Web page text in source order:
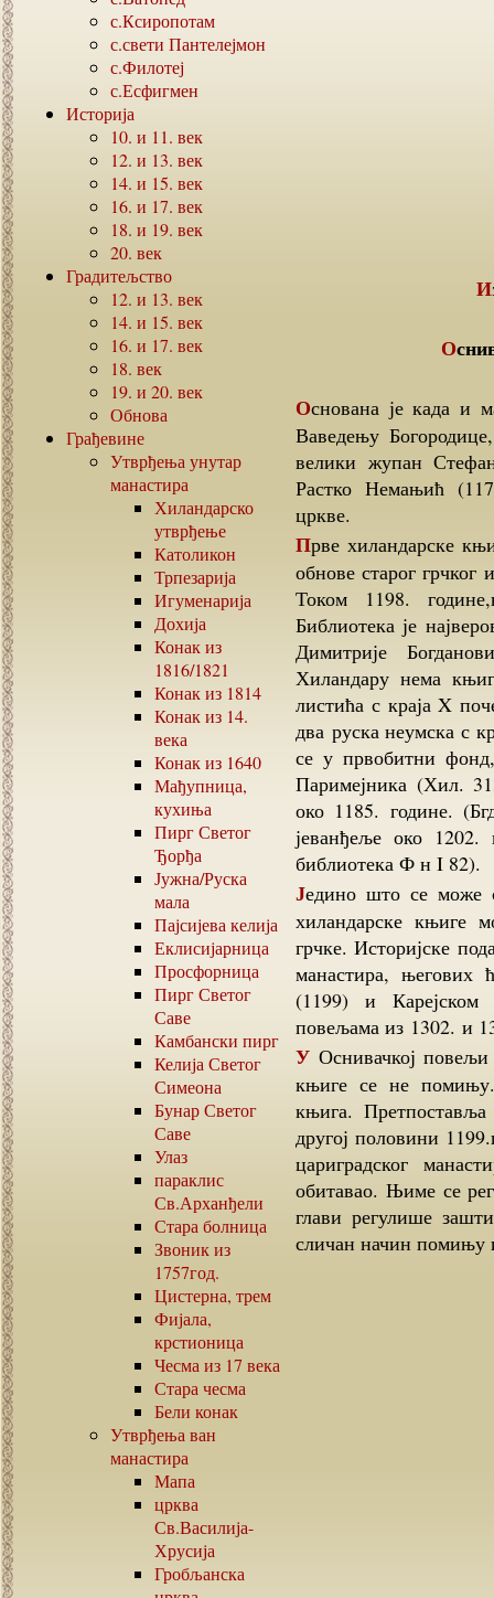
с.Ксиропотам
с.свети Пантелејмон
с.Филотеј
с.Есфигмен
Историја
10. и 11. век
12. и 13. век
14. и 15. век
16. и 17. век
18. и 19. век
20. век
Градитељство
12. и 13. век
14. и 15. век
16. и 17. век
18. век
19. и 20. век
Обнова
Грађевине
Утврђења унутар
манастира
Хиландарско
утврђење
Католикон
Трпезарија
Игуменарија
Дохија
Конак из
1816/1821
Конак из 1814
Конак из 14.
века
Конак из 1640
Мађупница,
кухиња
Пирг Светог
Ђорђа
Јужна/Руска
мала
Пајсијева келија
Еклисијарница
Просфорница
Пирг Светог
Саве
Камбански пирг
Келија Светог
Симеона
Бунар Светог
Саве
Улаз
параклис
Св.Арханђели
Стара болница
Звоник из
1757год.
Цистерна, трем
Фијала,
крстионица
Чесма из 17 века
Стара чесма
Бели конак
Утврђења ван
манастира
Мапа
црква
Св.Василија-
Хрусија
Гробљанска
Основана је када и манастир око 1198.године. Манастир, посвећен
Ваведењу
велики жупан
Растко Немањић
цркве.
Прве хиландарске књиге набављене су из литургијских потреба, пре
обнове старог
Током 1198.
Библиотека је
Димитрије
Хиландару нема
листића с краја X
два руска неумска с
се у првобитни
Паримејника (Хил.
око 1185. године.
јеванђеље око 1202.
библиотека Ф н I 82).
Једино што се може сигурно претпоставити јесте да су првобитне
хиландарске књиге
грчке. Историјске
манастира, његових
(1199) и
повељама из 1302. и
У Оснивачкој повељи великог жупана Стефана Немање из 1198.год,
књиге се не
књига.
другој половини
цариградског
обитавао. Њиме се
глави регулише
сличан начин помињу